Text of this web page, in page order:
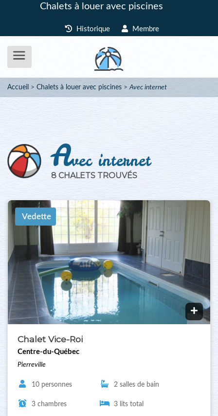
Chalets à louer avec piscines
Historique Membre
Accueil Chalets à louer avec piscines Avec internet
Avec internet
8 CHALETS TROUVÉS
Vedette
Chalet Vice-Roi
Centre-du-Québec
Pierreville
10 personnes 2 salles de bain
3 chambres 3 lits total